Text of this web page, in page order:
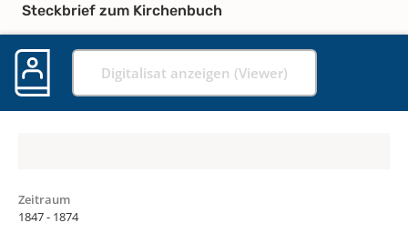
Steckbrief zum Kirchenbuch
Digitalisat anzeigen (Viewer)
Zeitraum
1847 - 1874